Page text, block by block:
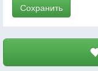
Сохранить